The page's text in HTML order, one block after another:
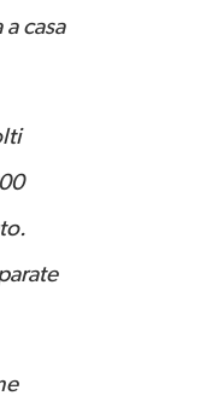
casa